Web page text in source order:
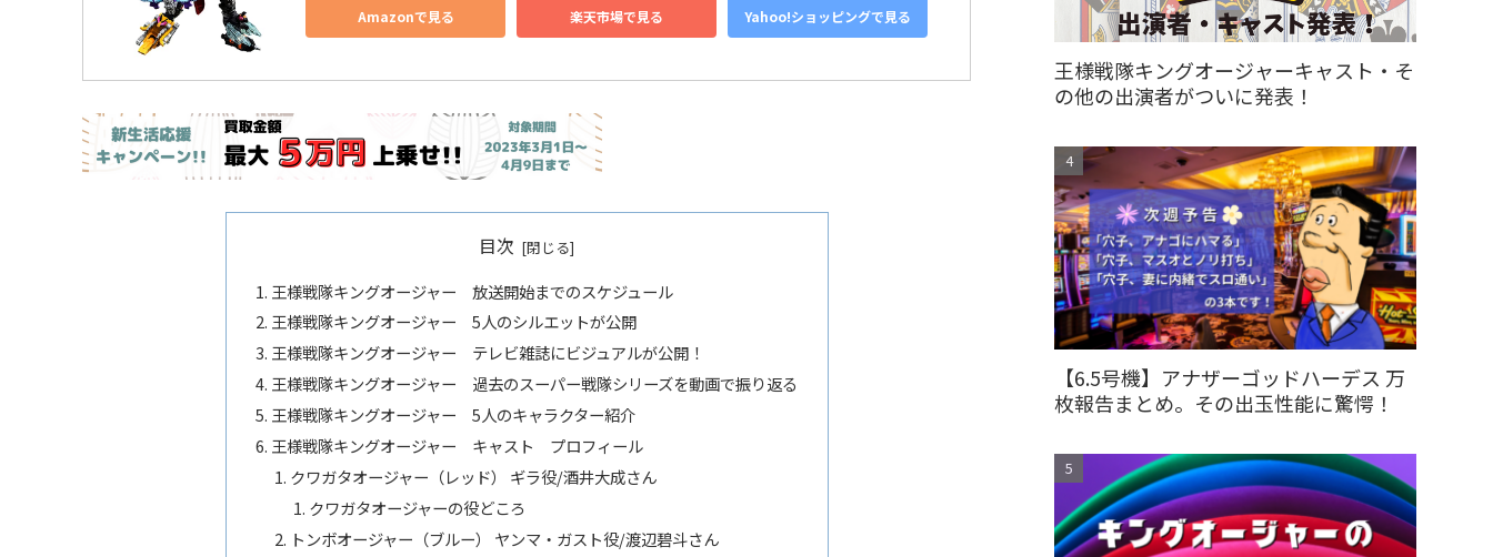
Amazonで見る 楽天市場で見る Yahoo!ショッピングで見る
目次
王様戦隊キングオージャー 放送開始までのスケジュール
王様戦隊キングオージャー 5人のシルエットが公開
王様戦隊キングオージャー テレビ雑誌にビジュアルが公開！
王様戦隊キングオージャー 過去のスーパー戦隊シリーズを動画で振り返る
王様戦隊キングオージャー 5人のキャラクター紹介
王様戦隊キングオージャー キャスト プロフィール
クワガタオージャー（レッド） ギラ役/酒井大成さん
クワガタオージャーの役どころ
トンボオージャー（ブルー） ヤンマ・ガスト役/渡辺碧斗さん
王様戦隊キングオージャーキャスト・そ
の他の出演者がついに発表！
【6.5号機】アナザーゴッドハーデス 万
枚報告まとめ。その出玉性能に驚愕！